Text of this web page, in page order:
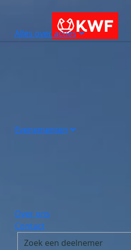
Alles over acties
Evenementen
Over ons
Contact